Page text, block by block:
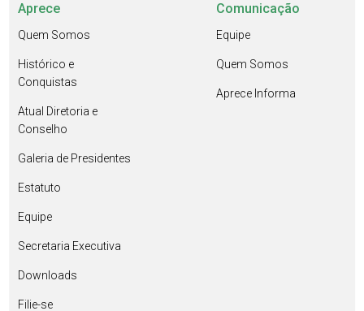
Aprece
Quem Somos
Histórico e
Conquistas
Atual Diretoria e
Conselho
Galeria de Presidentes
Estatuto
Equipe
Secretaria Executiva
Downloads
Filie-se
Comunicação
Equipe
Quem Somos
Aprece Informa